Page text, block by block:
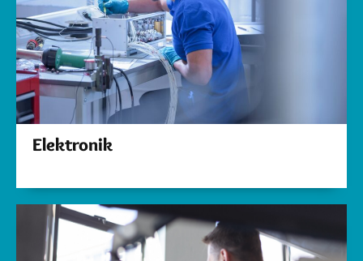
Elektronik